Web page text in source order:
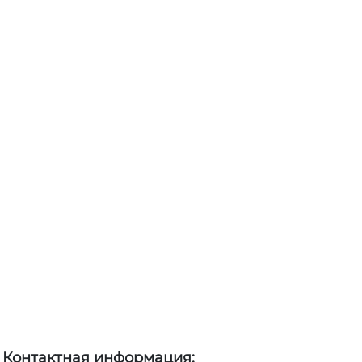
Контактная информация: